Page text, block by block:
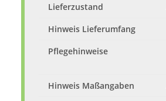
Lieferzustand
Hinweis Lieferumfang
Pflegehinweise
Hinweis Maßangaben